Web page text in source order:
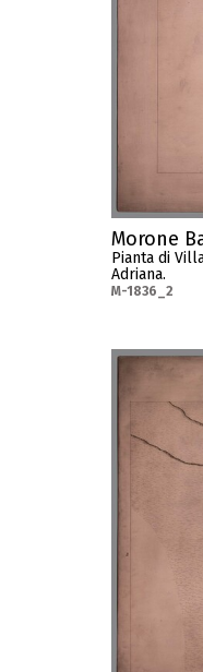
Morone
Pianta di
Adriana.
M-1836_2